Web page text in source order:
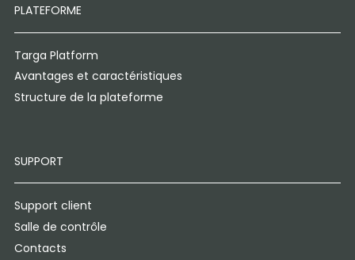
PLATEFORME
Targa Platform
Avantages et caractéristiques
Structure de la plateforme
SUPPORT
Support client
Salle de contrôle
Contacts